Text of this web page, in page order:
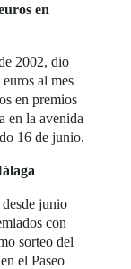
en
2002, dio
al mes
en premios
en la avenida
16 de junio.
junio
con
sorteo del
el Paseo